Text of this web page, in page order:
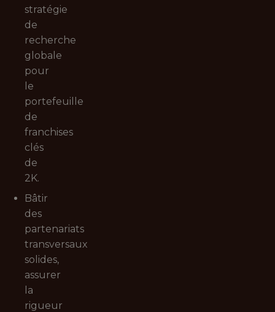
stratégie
de
recherche
globale
pour
le
portefeuille
de
franchises
clés
de
2K.
Bâtir
des
partenariats
transversaux
solides,
assurer
la
rigueur